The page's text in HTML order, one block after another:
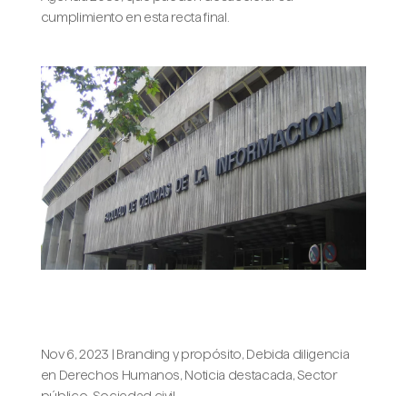
cumplimiento en esta recta final.
Nov 6, 2023 | Branding y propósito, Debida diligencia
en Derechos Humanos, Noticia destacada,Sector